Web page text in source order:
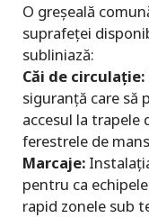
O greșeală
suprafeței
subliniază:
Căi de circulație:
siguranță care să
accesul la trapele
ferestrele de
Marcaje:
pentru ca
rapid zonele sub